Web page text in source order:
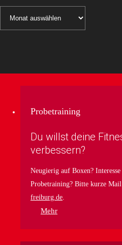
Archiv
Probetraining
Du willst deine
verbessern?
Neugierig auf Boxen? Interesse
Probetraining? Bitte kurze Mail
freiburg.de
Mehr